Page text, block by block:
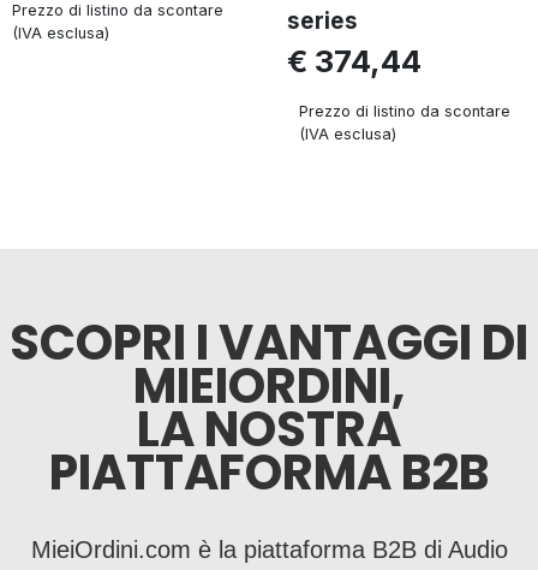
Prezzo di listino da scontare
(IVA esclusa)
series
€ 374,44
Prezzo di listino da scontare
(IVA esclusa)
SCOPRI I VANTAGGI DI
MIEIORDINI,
LA NOSTRA
PIATTAFORMA B2B
MieiOrdini.com è la piattaforma B2B di Audio